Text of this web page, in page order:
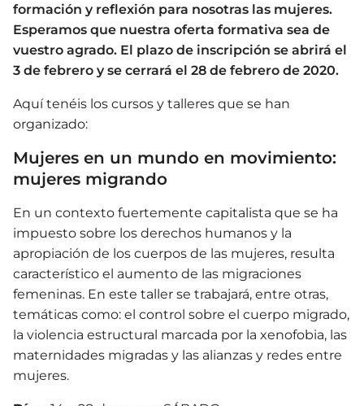
formación y reflexión para nosotras las mujeres.
Esperamos que nuestra oferta formativa sea de
vuestro agrado. El plazo de inscripción se abrirá el
3 de febrero y se cerrará el 28 de febrero de 2020.
Aquí tenéis los cursos y talleres que se han
organizado:
Mujeres en un mundo en movimiento:
mujeres migrando
En un contexto fuertemente capitalista que se ha
impuesto sobre los derechos humanos y la
apropiación de los cuerpos de las mujeres, resulta
característico el aumento de las migraciones
femeninas. En este taller se trabajará, entre otras,
temáticas como: el control sobre el cuerpo migrado,
la violencia estructural marcada por la xenofobia, las
maternidades migradas y las alianzas y redes entre
mujeres.